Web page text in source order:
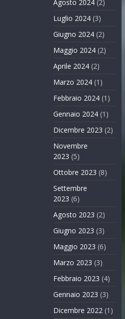
Agosto 2024 (2)
Luglio 2024 (3)
Giugno 2024 (2)
Maggio 2024 (2)
Aprile 2024 (2)
Marzo 2024 (1)
Febbraio 2024 (1)
Gennaio 2024 (1)
Dicembre 2023 (2)
Novembre
2023 (5)
Ottobre 2023 (8)
Settembre
2023 (6)
Agosto 2023 (2)
Giugno 2023 (3)
Maggio 2023 (6)
Marzo 2023 (3)
Febbraio 2023 (4)
Gennaio 2023 (3)
Dicembre 2022 (1)